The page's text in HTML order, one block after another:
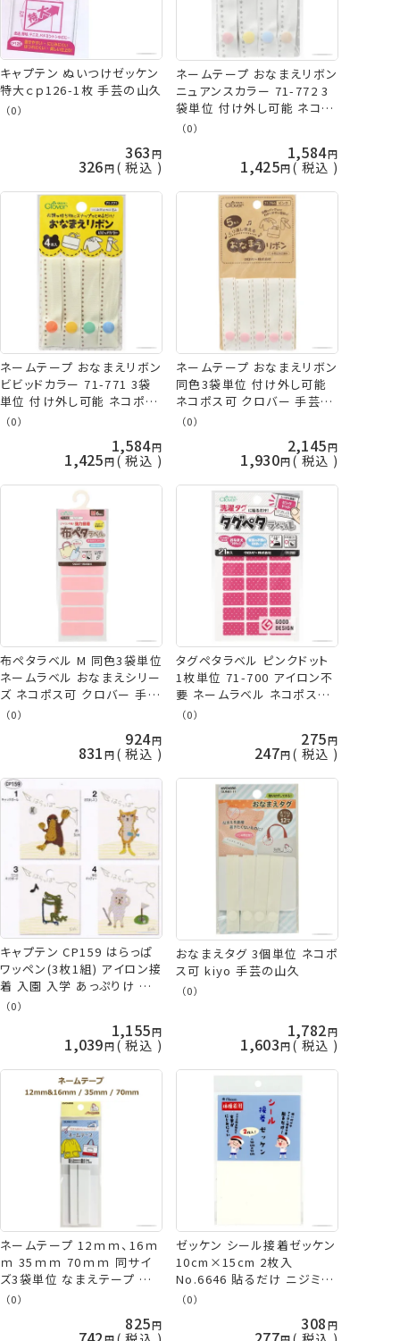
キャプテン ぬいつけゼッケン
特大ｃｐ126-1枚 手芸の山久
（0）
363
326 税込
ネームテープ おなまえリボン
ニュアンスカラー 71-772 3
袋単位 付け外し可能 ネコポ
ス可 クロバー 手芸の山久
（0）
1,584
1,425 税込
ネームテープ おなまえリボン
ビビッドカラー 71-771 3袋
単位 付け外し可能 ネコポス
可 クロバー 手芸の山久
（0）
1,584
1,425 税込
ネームテープ おなまえリボン
同色3袋単位 付け外し可能
ネコポス可 クロバー 手芸の
山久
（0）
2,145
1,930 税込
布ペタラベル M 同色3袋単位
ネームラベル おなまえシリー
ズ ネコポス可 クロバー 手芸
の山久
（0）
924
831 税込
タグペタラベル ピンクドット
1枚単位 71-700 アイロン不
要 ネームラベル ネコポス可
クロバー clv 手芸の山久
（0）
275
247 税込
キャプテン CP159 はらっぱ
ワッペン(3枚1組) アイロン接
着 入園 入学 あっぷりけ バイ
アステープ 手芸の山久
（0）
1,155
1,039 税込
おなまえタグ 3個単位 ネコポ
ス可 kiyo 手芸の山久
（0）
1,782
1,603 税込
ネームテープ 12ｍｍ、16ｍ
ｍ 35ｍｍ 70ｍｍ 同サイ
ズ3袋単位 なまえテープ 名
前付け アイロン接着 サンコ
（0）
825
ゼッケン シール接着ゼッケン
10cm×15cm 2枚入
No.6646 貼るだけ ニジミ防
止加工 体操着 ネコポス可 ミ
（0）
308